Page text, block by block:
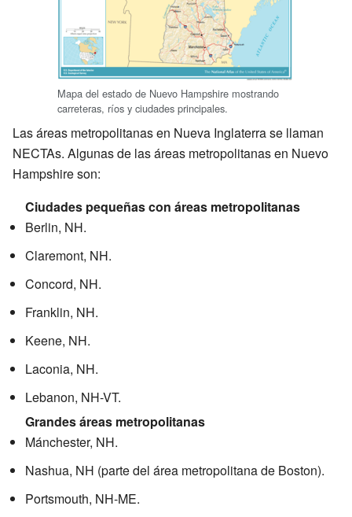
Mapa del estado de Nuevo Hampshire mostrando
carreteras, ríos y ciudades principales.
Las áreas metropolitanas en Nueva Inglaterra se llaman
NECTAs. Algunas de las áreas metropolitanas en Nuevo
Hampshire son:
Ciudades pequeñas con áreas metropolitanas
Berlin, NH.
Claremont, NH.
Concord, NH.
Franklin, NH.
Keene, NH.
Laconia, NH.
Lebanon, NH-VT.
Grandes áreas metropolitanas
Mánchester, NH.
Nashua, NH (parte del área metropolitana de Boston).
Portsmouth, NH-ME.